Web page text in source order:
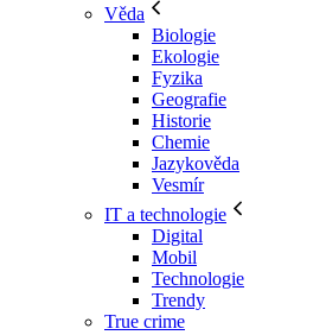
Věda
Biologie
Ekologie
Fyzika
Geografie
Historie
Chemie
Jazykověda
Vesmír
IT a technologie
Digital
Mobil
Technologie
Trendy
True crime